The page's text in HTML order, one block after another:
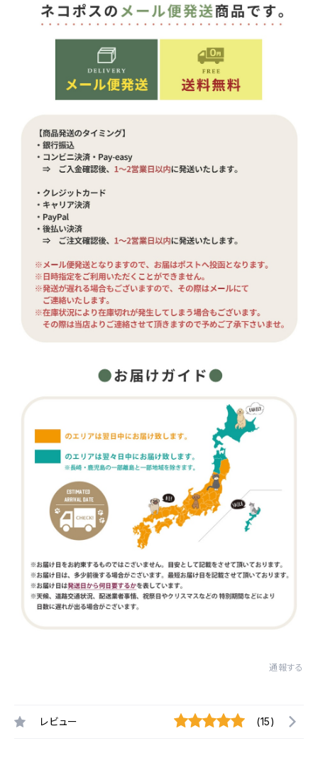
通報する
レビュー (15)